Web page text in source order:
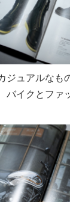
ジュアルなも
バイクとファ